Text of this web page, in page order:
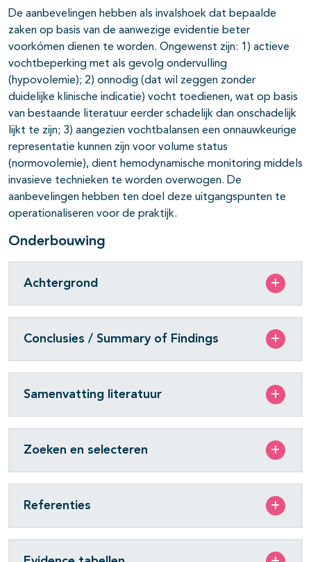
De aanbevelingen hebben als invalshoek dat bepaalde
zaken op basis van de aanwezige evidentie beter
voorkómen dienen te worden. Ongewenst zijn: 1) actieve
vochtbeperking met als gevolg ondervulling
(hypovolemie); 2) onnodig (dat wil zeggen zonder
duidelijke klinische indicatie) vocht toedienen, wat op basis
van bestaande literatuur eerder schadelijk dan onschadelijk
lijkt te zijn; 3) aangezien vochtbalansen een onnauwkeurige
representatie kunnen zijn voor volume status
(normovolemie), dient hemodynamische monitoring middels
invasieve technieken te worden overwogen. De
aanbevelingen hebben ten doel deze uitgangspunten te
operationaliseren voor de praktijk.
Onderbouwing
Achtergrond
Conclusies / Summary of Findings
Samenvatting literatuur
Zoeken en selecteren
Referenties